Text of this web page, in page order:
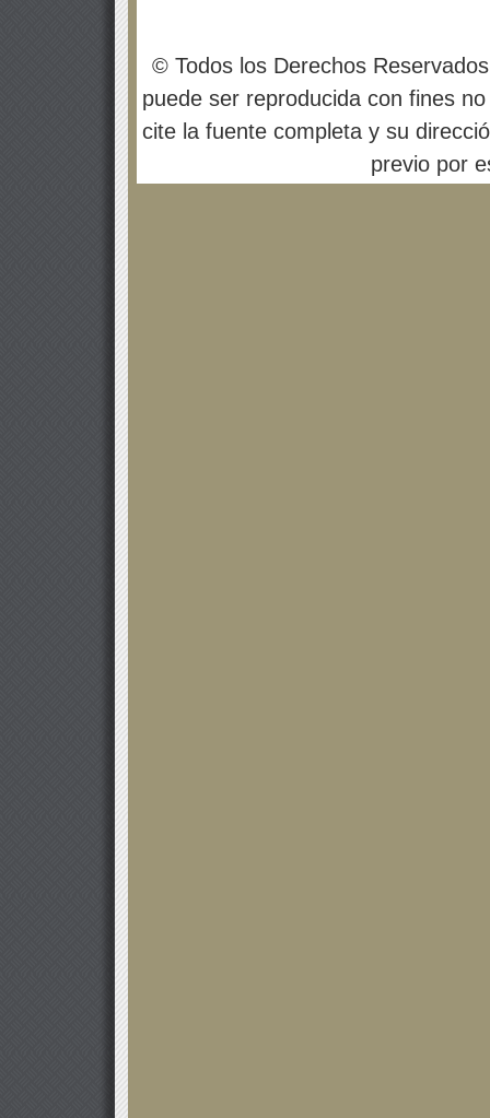
© Todos los Derechos
puede ser reproducida con fines
cite la fuente completa y su
previo por